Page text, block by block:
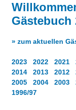
Berufsinformation
Über uns
Besonderheiten
Projekte
Infomaterial
Newsletter für
Online-Gästebuch
Gästebuch
» zum aktuellen
2023 2022 2021
2014
2013 2012
2005
2004 2003
1996/97